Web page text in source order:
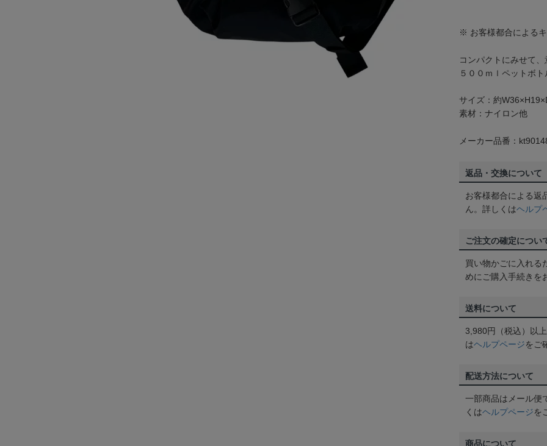
※ お客様都合による
コンパクトにみせて
５００ｍｌペットボ
サイズ：約
素材：ナイロン他
メーカー品番：
返品・交換について
お客様都合による返
ん。詳しくはヘルプ
ご注文の確定につい
買い物かごに入れる
めにご購入手続きを
送料について
3,980円（税込）以
はヘルプページをご
配送方法について
一部商品はメール便
くはヘルプページを
商品について